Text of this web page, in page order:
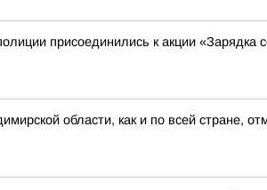
присоединились к акции «Зарядка
области, как и по всей стране,